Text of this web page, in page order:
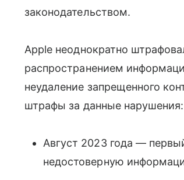
законодательством.
Apple неоднократно
распространением
неудаление запрещенного
штрафы за данные нарушения:
Август 2023 года —
недостоверную